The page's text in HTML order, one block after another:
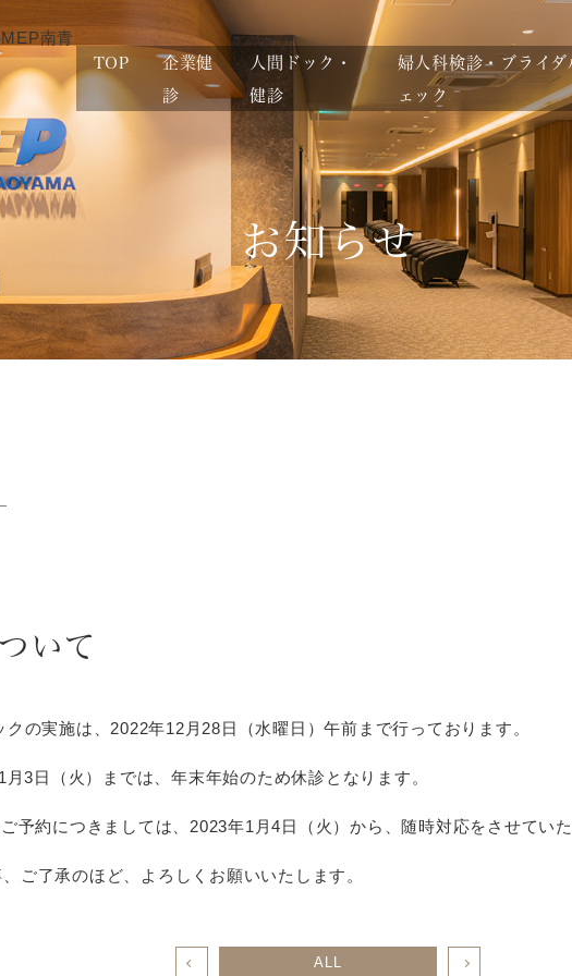
TOP
企業健
診
人間ドック・
健診
婦人科検診・ブライダ
ェック
お知らせ
いて
の実施は、2022年12月28日（水曜日）午前まで行っております。
3日（火）までは、年末年始のため休診となります。
予約につきましては、2023年1月4日（火）から、随時対応をさせていた
ご了承のほど、よろしくお願いいたします。
ALL